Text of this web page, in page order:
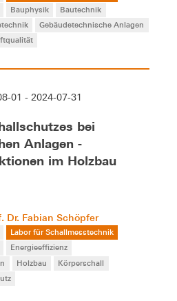
Bauphysik
Bautechnik
Gebäudetechnische Anlagen
01 - 2024-07-31
bei
Anlagen -
im Holzbau
Dr. Fabian Schöpfer
Labor für Schallmesstechnik
Energieeffizienz
Holzbau
Körperschall